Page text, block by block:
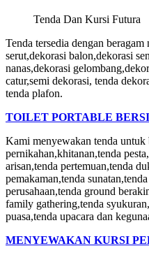
Tenda Dan Kursi Futura
Tenda tersedia dengan
serut,dekorasi balon,dekorasi
nanas,dekorasi
catur,semi dekorasi, tenda
tenda plafon.
TOILET PORTABLE
Kami menyewakan tenda untuk
pernikahan,khitanan,tenda
arisan,tenda pertemuan,tenda
pemakaman,tenda
perusahaan,tenda ground
family gathering,tenda
puasa,tenda upacara dan
MENYEWAKAN KURSI